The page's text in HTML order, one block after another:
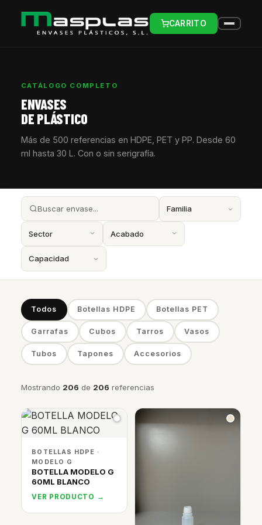
CARRITO
CATÁLOGO COMPLETO
ENVASES
DE PLÁSTICO
Más de 500 referencias en HDPE, PET y PP. Desde 60
ml hasta 30 L. Con o sin serigrafía.
Todos Botellas HDPE Botellas PET
Garrafas Cubos Tarros Vasos
Tubos Tapones Accesorios
Mostrando 206 de 206 referencias
BOTELLAS HDPE ·
MODELO G
BOTELLA MODELO G
60ML BLANCO
VER PRODUCTO →